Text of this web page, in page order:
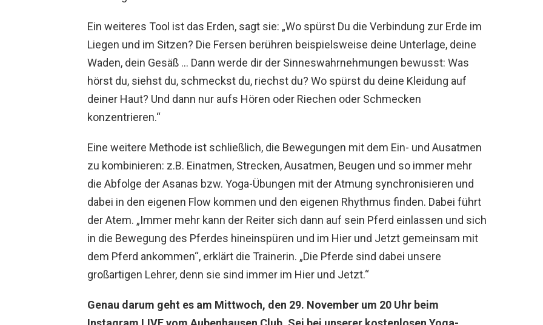
Ein weiteres Tool ist das Erden, sagt sie: „Wo spürst Du die Verbindung zur Erde im
Liegen und im Sitzen? Die Fersen berühren beispielsweise deine Unterlage, deine
Waden, dein Gesäß … Dann werde dir der Sinneswahrnehmungen bewusst: Was
hörst du, siehst du, schmeckst du, riechst du? Wo spürst du deine Kleidung auf
deiner Haut? Und dann nur aufs Hören oder Riechen oder Schmecken
konzentrieren.“
Eine weitere Methode ist schließlich, die Bewegungen mit dem Ein- und Ausatmen
zu kombinieren: z.B. Einatmen, Strecken, Ausatmen, Beugen und so immer mehr
die Abfolge der Asanas bzw. Yoga-Übungen mit der Atmung synchronisieren und
dabei in den eigenen Flow kommen und den eigenen Rhythmus finden. Dabei führt
der Atem. „Immer mehr kann der Reiter sich dann auf sein Pferd einlassen und sich
in die Bewegung des Pferdes hineinspüren und im Hier und Jetzt gemeinsam mit
dem Pferd ankommen“, erklärt die Trainerin. „Die Pferde sind dabei unsere
großartigen Lehrer, denn sie sind immer im Hier und Jetzt.“
Genau darum geht es am Mittwoch, den 29. November um 20 Uhr beim